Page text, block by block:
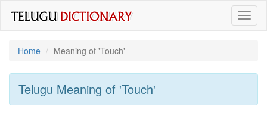
Home
Meaning of 'touch'
Telugu Meaning of 'touch'